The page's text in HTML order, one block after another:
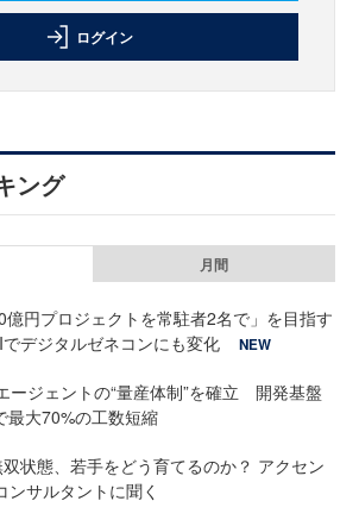
ログイン
ング
月間
円プロジェクトを常駐者2名で」を目指す
デジタルゼネコンにも変化
NEW
ージェントの“量産体制”を確立 開発基盤
最大70%の工数短縮
状態、若手をどう育てるのか？ アクセン
ンサルタントに聞く